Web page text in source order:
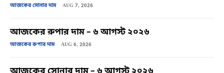
আজকের সোনার দাম AUG 7, 2026
আজকের রুপার দাম – ৬ আগস্ট ২০২৬
আজকের রুপার দাম AUG 6, 2026